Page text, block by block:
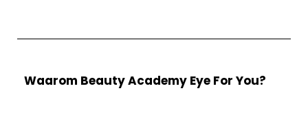
Waarom Beauty Academy Eye For You?